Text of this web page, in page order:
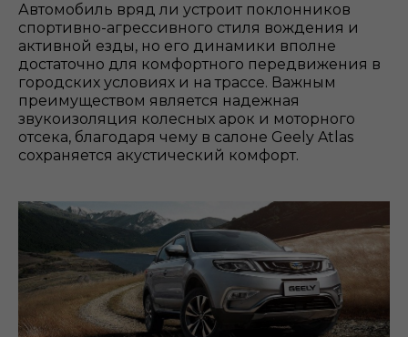
Автомобиль вряд ли устроит поклонников
спортивно-агрессивного стиля вождения и
активной езды, но его динамики вполне
достаточно для комфортного передвижения в
городских условиях и на трассе. Важным
преимуществом является надежная
звукоизоляция колесных арок и моторного
отсека, благодаря чему в салоне Geely Atlas
сохраняется акустический комфорт.